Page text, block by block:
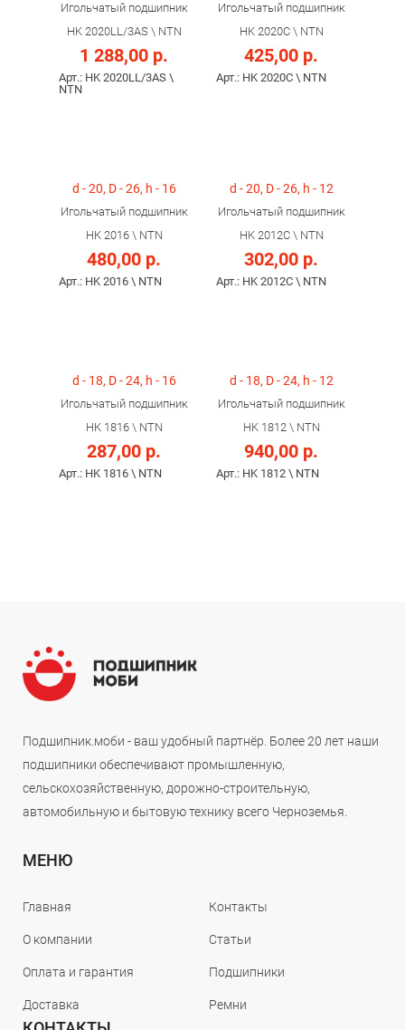
Игольчатый подшипник
HK 2020LL/3AS \ NTN
1 288,00 р.
Арт.: HK 2020LL/3AS \
NTN
Игольчатый подшипник
HK 2020C \ NTN
425,00 р.
Арт.: HK 2020C \ NTN
d - 20, D - 26, h - 16
Игольчатый подшипник
HK 2016 \ NTN
480,00 р.
Арт.: HK 2016 \ NTN
d - 20, D - 26, h - 12
Игольчатый подшипник
HK 2012C \ NTN
302,00 р.
Арт.: HK 2012C \ NTN
d - 18, D - 24, h - 16
Игольчатый подшипник
HK 1816 \ NTN
287,00 р.
Арт.: HK 1816 \ NTN
d - 18, D - 24, h - 12
Игольчатый подшипник
HK 1812 \ NTN
940,00 р.
Арт.: HK 1812 \ NTN
Подшипник.моби - ваш удобный партнёр. Более 20 лет наши
подшипники обеспечивают промышленную,
сельскохозяйственную, дорожно-строительную,
автомобильную и бытовую технику всего Черноземья.
МЕНЮ
Главная
О компании
Оплата и гарантия
Доставка
Контакты
Статьи
Подшипники
Ремни